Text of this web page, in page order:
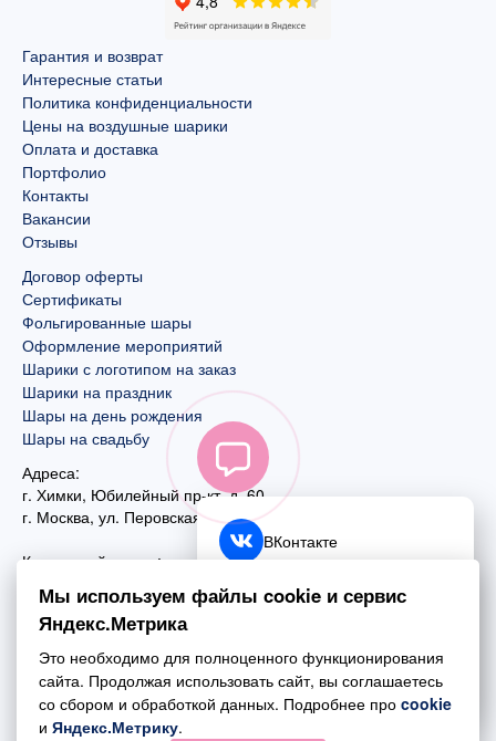
Гарантия и возврат
Интересные статьи
Политика конфиденциальности
Цены на воздушные шарики
Оплата и доставка
Портфолио
Контакты
Вакансии
Отзывы
Договор оферты
Сертификаты
Фольгированные шары
Оформление мероприятий
Шарики с логотипом на заказ
Шарики на праздник
Шары на день рождения
Шары на свадьбу
Адреса:
г. Химки, Юбилейный пр-кт, д. 60
г. Москва, ул. Перовская, д. 59
Контактный номер:
+7 (495) 970-44-75
Почта:
mail@esta-fiesta.ru
Режим работы интернет-магазина:
ВКонтакте
Telegram
Обратный звонок
Мы используем файлы cookie и сервис
Яндекс.Метрика
Это необходимо для полноценного функционирования
сайта. Продолжая использовать сайт, вы соглашаетесь
со сбором и обработкой данных. Подробнее про cookie
и Яндекс.Метрику.